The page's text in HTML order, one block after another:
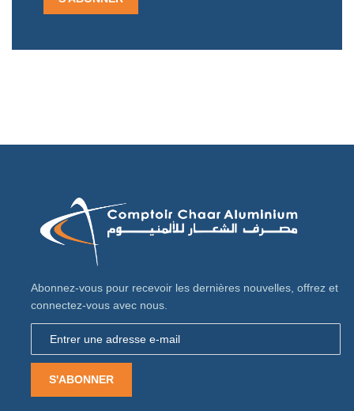
Abonnez-vous pour recevoir les dernières nouvelles, offrez et
connectez-vous avec nous.
S'ABONNER